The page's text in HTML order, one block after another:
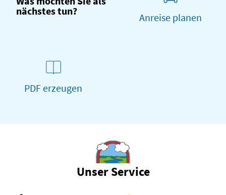
nächstes tun? Anreise planen
PDF erzeugen
Unser Service